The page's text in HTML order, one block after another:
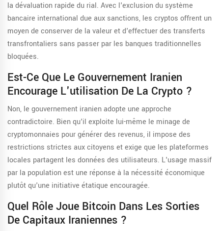
la dévaluation rapide du rial. Avec l'exclusion du système
bancaire international due aux sanctions, les cryptos offrent un
moyen de conserver de la valeur et d'effectuer des transferts
transfrontaliers sans passer par les banques traditionnelles
bloquées.
Est-Ce Que Le Gouvernement Iranien
Encourage L'utilisation De La Crypto ?
Non, le gouvernement iranien adopte une approche
contradictoire. Bien qu'il exploite lui-même le minage de
cryptomonnaies pour générer des revenus, il impose des
restrictions strictes aux citoyens et exige que les plateformes
locales partagent les données des utilisateurs. L'usage massif
par la population est une réponse à la nécessité économique
plutôt qu'une initiative étatique encouragée.
Quel Rôle Joue Bitcoin Dans Les Sorties
De Capitaux Iraniennes ?